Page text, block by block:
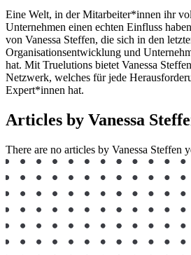
Eine Welt, in der Mitarbeiter*innen ihr
Unternehmen einen echten Einfluss
von Vanessa Steffen, die sich in den
Organisationsentwicklung und
hat. Mit Truelutions bietet Vanessa
Netzwerk, welches für jede
Expert*innen hat.
Articles by Vanessa
There are no articles by Vanessa Steffen